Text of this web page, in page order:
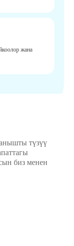
жана
түзүү
биз менен